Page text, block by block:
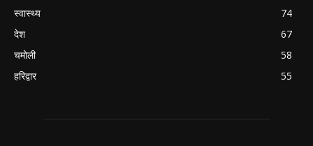
स्वास्थ्य
74
देश
67
चमोली
58
हरिद्वार
55